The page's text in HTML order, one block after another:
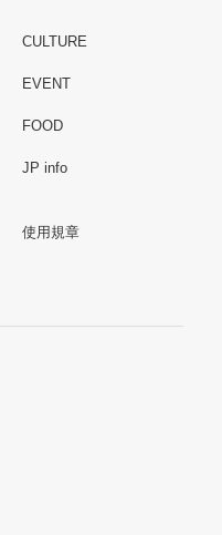
CULTURE
EVENT
FOOD
JP info
使用規章